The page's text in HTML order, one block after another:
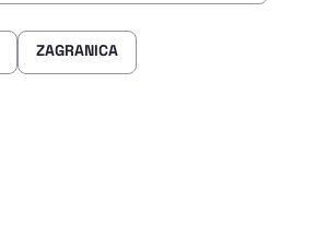
ZAGRANICA